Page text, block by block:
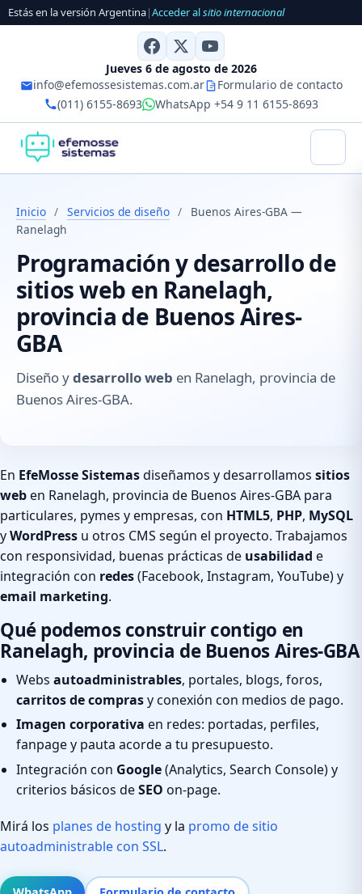
Estás en la versión Argentina|Acceder alsitio internacional
Jueves 6 de agosto de 2026
info@efemossesistemas.com.ar
Formulario de contacto
(011) 6155-8693
WhatsApp +54 9 11 6155-8693
Inicio / Servicios de diseño /
Buenos Aires-GBA —
Ranelagh
Programación y desarrollo de
sitios web en Ranelagh,
provincia de Buenos Aires-
GBA
Diseño ydesarrollo web en Ranelagh, provincia de
Buenos Aires-GBA.
En EfeMosse Sistemasdiseñamos y desarrollamos sitios
weben Ranelagh, provincia de Buenos Aires-GBA para
particulares, pymes y empresas, con HTML5, PHP, MySQL
yWordPress u otros CMS según el proyecto. Trabajamos
con responsividad, buenas prácticas de usabilidad e
integración con redes(Facebook, Instagram, YouTube) y
email marketing.
Qué podemos construir contigo en
Ranelagh, provincia de Buenos Aires-GBA
Webs autoadministrables, portales, blogs, foros,
carritos de comprasy conexión con medios de pago.
Imagen corporativa en redes: portadas, perfiles,
fanpage y pauta acorde a tu presupuesto.
Integración con Google(Analytics, Search Console) y
criterios básicos deSEO on-page.
Mirá los planes de hosting y la promo de sitio
autoadministrable con SSL.